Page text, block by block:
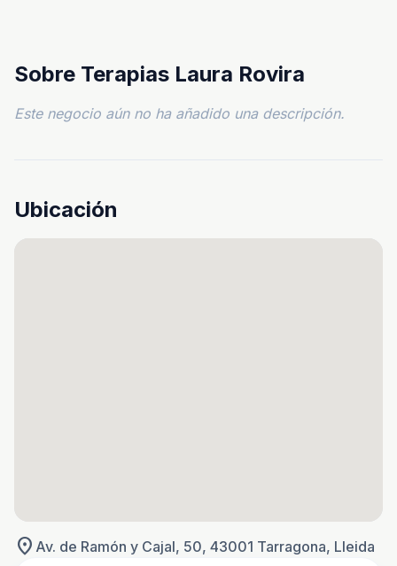
Sobre Terapias Laura Rovira
Este negocio aún no ha añadido una descripción.
Ubicación
location_on Av. de Ramón y Cajal, 50, 43001 Tarragona, Lleida